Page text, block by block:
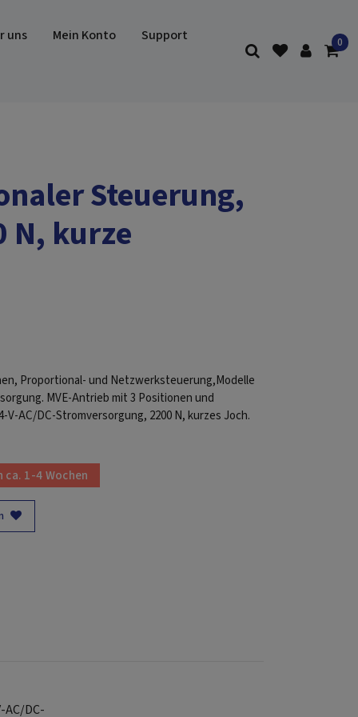
uns Mein Konto Support
Steuerung,
N, kurze
Proportional- und Netzwerksteuerung,Modelle
MVE-Antrieb mit 3 Positionen und
AC/DC-Stromversorgung, 2200 N, kurzes Joch.
ca. 1-4 Wochen
DC-